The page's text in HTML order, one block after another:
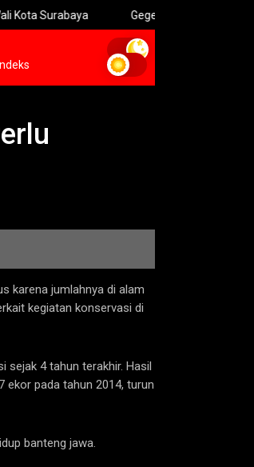
Surabaya Geger! Polisi Sita 996 Senjata
Indeks
karena jumlahnya di alam
kegiatan konservasi di
sejak 4 tahun terakhir. Hasil
ekor pada tahun 2014, turun
banteng jawa.